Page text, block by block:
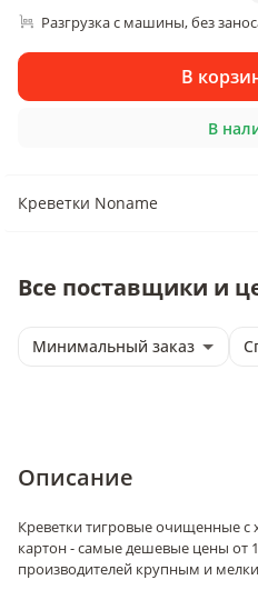
Разгрузка с машины, без
В
В
Креветки Noname
Все поставщики и
Минимальный заказ
Описание
Креветки тигровые очищенные с
картон - самые дешевые цены от
производителей крупным и